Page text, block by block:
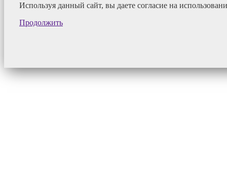
Используя данный сайт, вы даете согласие на
Продолжить